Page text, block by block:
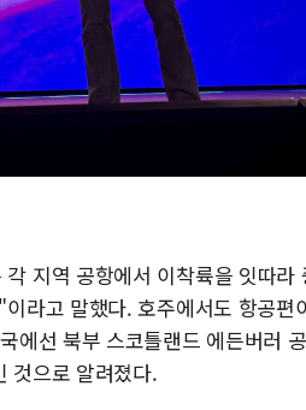
지역 공항에서 이착륙을 잇따
라고 말했다. 호주에서도 항공편
에선 북부 스코틀랜드 에든버러
것으로 알려졌다.